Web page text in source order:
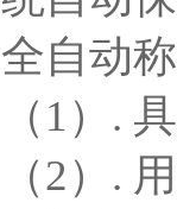
全自动
（1）.
（2）.